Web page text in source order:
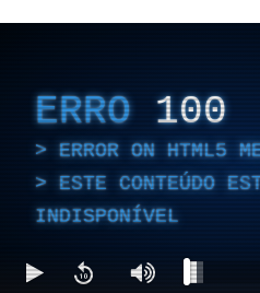
ERRO 100
ERROR ON HTML5
ESTE CONTEÚDO
INDISPONÍVEL